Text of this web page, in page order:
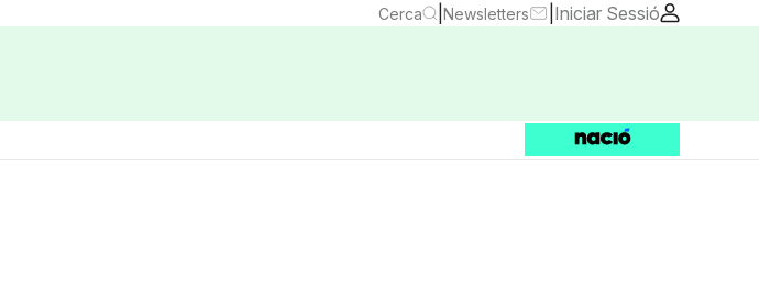
Cerca Newsletters Iniciar Sessió